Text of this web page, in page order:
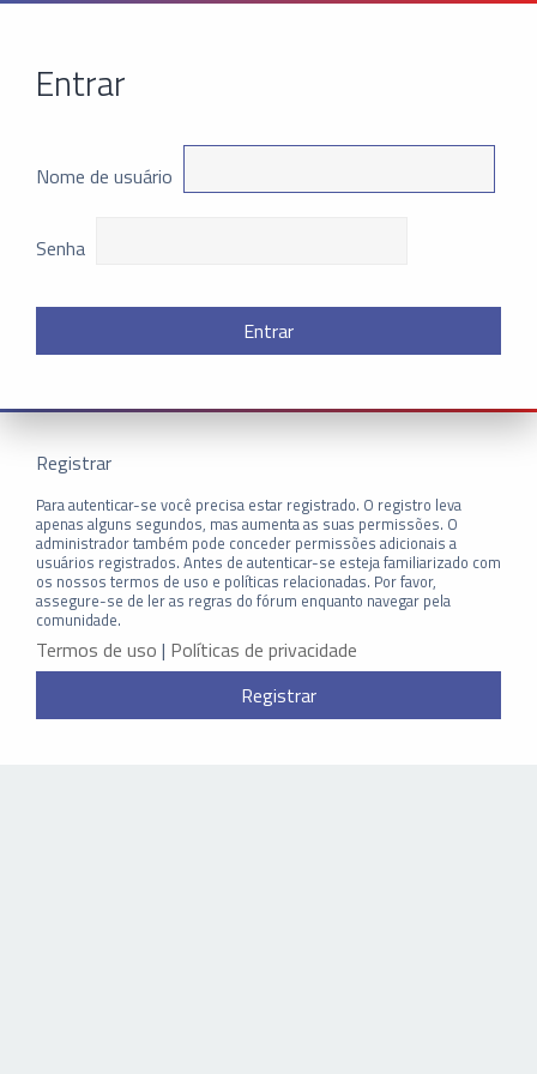
Entrar
Nome de usuário
Senha
Registrar
Para autenticar-se você precisa estar registrado. O registro leva
apenas alguns segundos, mas aumenta as suas permissões. O
administrador também pode conceder permissões adicionais a
usuários registrados. Antes de autenticar-se esteja familiarizado com
os nossos termos de uso e políticas relacionadas. Por favor,
assegure-se de ler as regras do fórum enquanto navegar pela
comunidade.
Termos de uso | Políticas de privacidade
Registrar